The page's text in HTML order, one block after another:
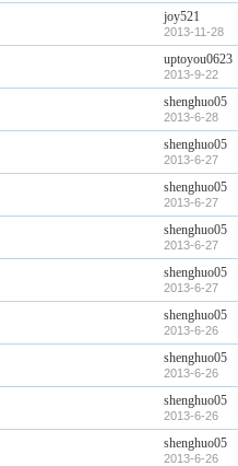
joy521
2013-11-28
uptoyou0623
2013-9-22
shenghuo05
2013-6-28
shenghuo05
2013-6-27
shenghuo05
2013-6-27
shenghuo05
2013-6-27
shenghuo05
2013-6-27
shenghuo05
2013-6-26
shenghuo05
2013-6-26
shenghuo05
2013-6-26
shenghuo05
2013-6-26